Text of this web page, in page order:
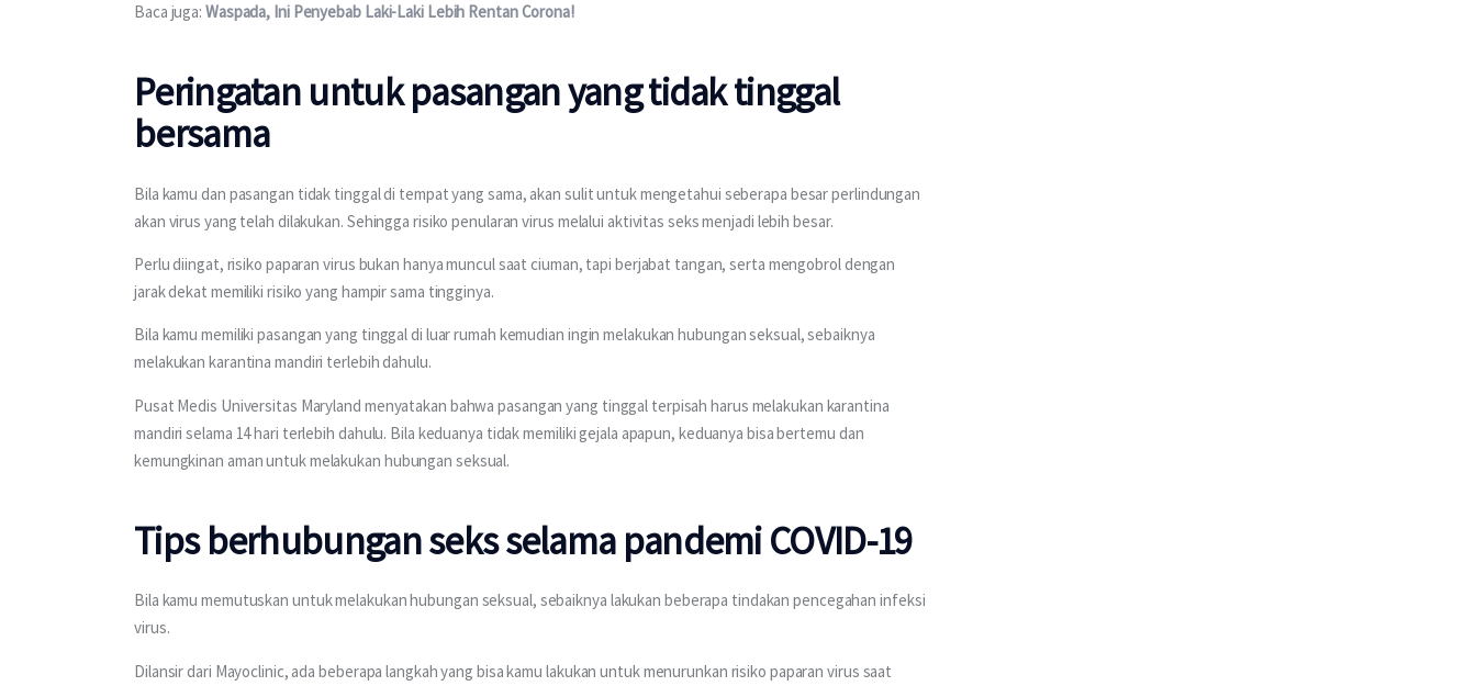
Baca juga: Waspada, Ini Penyebab Laki-Laki Lebih Rentan Corona!
Peringatan untuk pasangan yang tidak tinggal
bersama
Bila kamu dan pasangan tidak tinggal di tempat yang sama, akan sulit untuk mengetahui seberapa besar perlindungan
akan virus yang telah dilakukan. Sehingga risiko penularan virus melalui aktivitas seks menjadi lebih besar.
Perlu diingat, risiko paparan virus bukan hanya muncul saat ciuman, tapi berjabat tangan, serta mengobrol dengan
jarak dekat memiliki risiko yang hampir sama tingginya.
Bila kamu memiliki pasangan yang tinggal di luar rumah kemudian ingin melakukan hubungan seksual, sebaiknya
melakukan karantina mandiri terlebih dahulu.
Pusat Medis Universitas Maryland menyatakan bahwa pasangan yang tinggal terpisah harus melakukan karantina
mandiri selama 14 hari terlebih dahulu. Bila keduanya tidak memiliki gejala apapun, keduanya bisa bertemu dan
kemungkinan aman untuk melakukan hubungan seksual.
Tips berhubungan seks selama pandemi COVID-19
Bila kamu memutuskan untuk melakukan hubungan seksual, sebaiknya lakukan beberapa tindakan pencegahan infeksi
virus.
Dilansir dari Mayoclinic, ada beberapa langkah yang bisa kamu lakukan untuk menurunkan risiko paparan virus saat